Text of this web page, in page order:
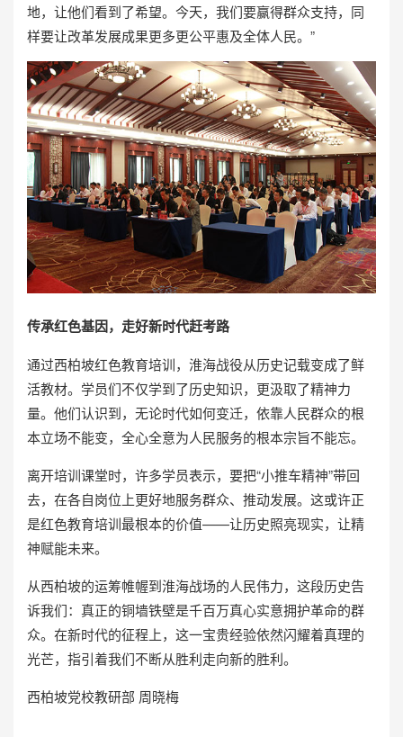
地，让他们看到了希望。今天，我们要赢得群众支持，同
样要让改革发展成果更多更公平惠及全体人民。”
传承红色基因，走好新时代赶考路
通过西柏坡红色教育培训，淮海战役从历史记载变成了鲜
活教材。学员们不仅学到了历史知识，更汲取了精神力
量。他们认识到，无论时代如何变迁，依靠人民群众的根
本立场不能变，全心全意为人民服务的根本宗旨不能忘。
离开培训课堂时，许多学员表示，要把“小推车精神”带回
去，在各自岗位上更好地服务群众、推动发展。这或许正
是红色教育培训最根本的价值——让历史照亮现实，让精
神赋能未来。
从西柏坡的运筹帷幄到淮海战场的人民伟力，这段历史告
诉我们：真正的铜墙铁壁是千百万真心实意拥护革命的群
众。在新时代的征程上，这一宝贵经验依然闪耀着真理的
光芒，指引着我们不断从胜利走向新的胜利。
西柏坡党校教研部 周晓梅